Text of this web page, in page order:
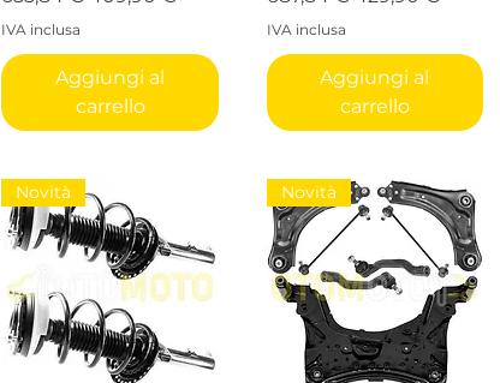
IVA inclusa
Aggiungi al
carrello
IVA inclusa
Aggiungi al
carrello
Novità Novità